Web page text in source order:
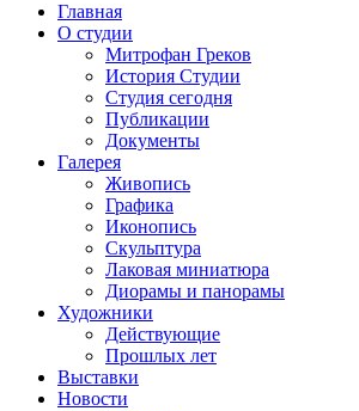
Главная
О студии
Митрофан Греков
История Студии
Студия сегодня
Публикации
Документы
Галерея
Живопись
Графика
Иконопись
Скульптура
Лаковая миниатюра
Диорамы и панорамы
Художники
Действующие
Прошлых лет
Выставки
Новости